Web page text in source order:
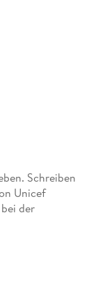
Schreiben
Unicef
der